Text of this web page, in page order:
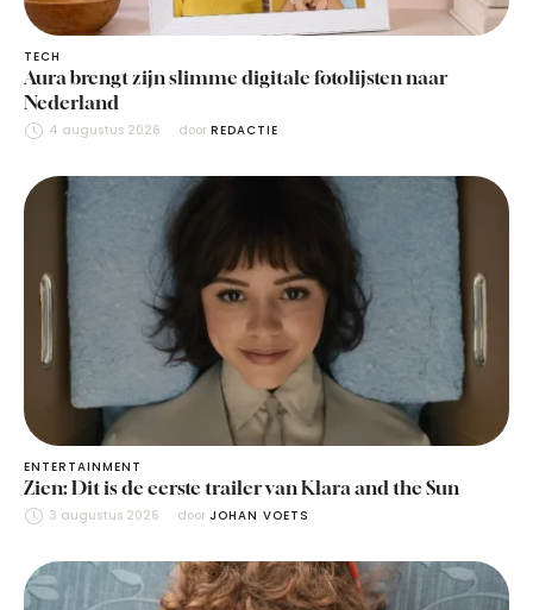
TECH
Aura brengt zijn slimme digitale fotolijsten naar
Nederland
4 augustus 2026 door REDACTIE
ENTERTAINMENT
Zien: Dit is de eerste trailer van Klara and the Sun
3 augustus 2026 door JOHAN VOETS